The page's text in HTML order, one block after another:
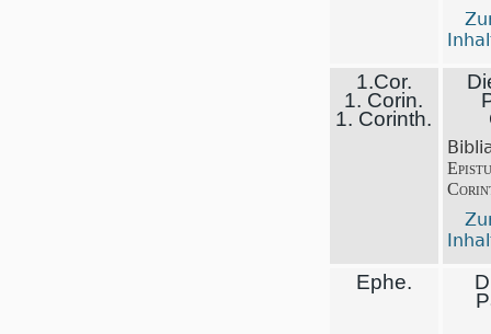
1.Cor.
1. Corin.
1. Corinth.
Ephe.